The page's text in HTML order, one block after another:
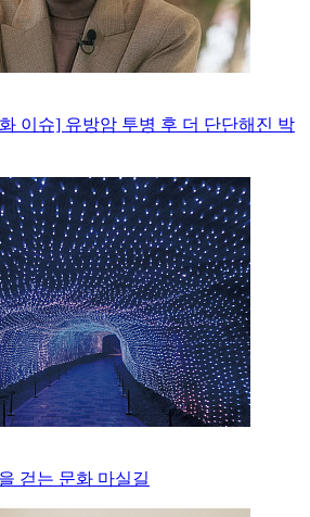
이슈] 유방암 투병 후 더 단단해진 박
걷는 문화 마실길